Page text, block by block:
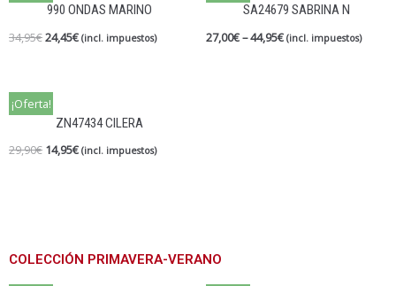
990 ONDAS MARINO
34,95€24,45€ (incl. impuestos)
SA24679 SABRINA N
27,00€–44,95€ (incl. impuestos)
¡Oferta!
ZN47434 CILERA
29,90€ 14,95€ (incl. impuestos)
COLECCIÓN PRIMAVERA-VERANO